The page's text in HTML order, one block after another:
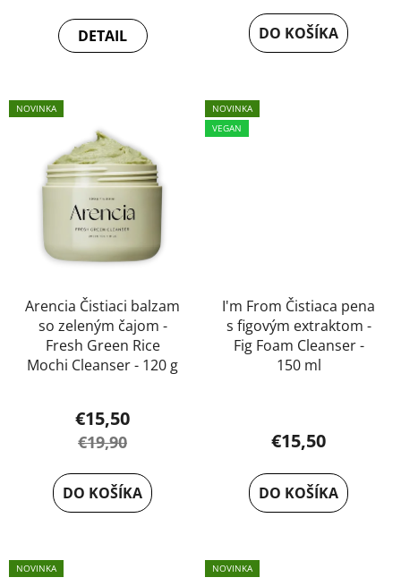
DETAIL DO KOŠÍKA
NOVINKA
Arencia Čistiaci balzam
so zeleným čajom -
Fresh Green Rice
Mochi Cleanser - 120 g
€15,50
€19,90
DO KOŠÍKA
NOVINKA
VEGAN
I'm From Čistiaca pena
s figovým extraktom -
Fig Foam Cleanser -
150 ml
€15,50
DO KOŠÍKA
NOVINKA NOVINKA